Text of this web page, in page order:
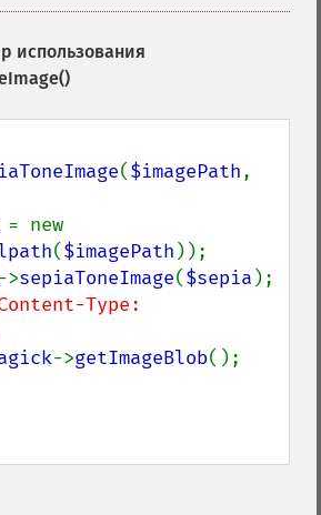
использования
($imagePath
($imagePath ));
->sepiaToneImage($sepia );
Type:
->getImageBlob();